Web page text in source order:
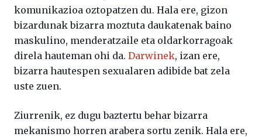
komunikazioa oztopatzen du. Hala ere, gizon
bizardunak bizarra moztuta daukatenak baino
maskulino, menderatzaile eta oldarkorragoak
direla hauteman ohi da. Darwinek, izan ere,
bizarra hautespen sexualaren adibide bat zela
uste zuen.
Ziurrenik, ez dugu baztertu behar bizarra
mekanismo horren arabera sortu zenik. Hala ere,